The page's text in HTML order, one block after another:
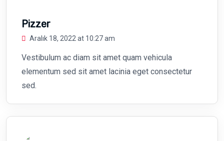
Pizzer
Aralık 18, 2022 at 10:27 am
Vestibulum ac diam sit amet quam vehicula
elementum sed sit amet lacinia eget consectetur
sed.